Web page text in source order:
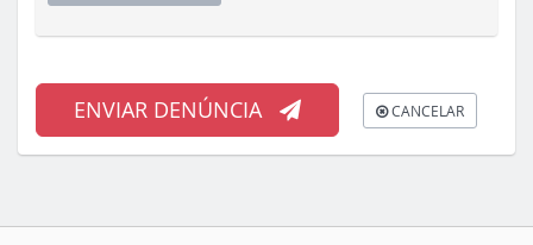
ENVIAR DENÚNCIA CANCELAR